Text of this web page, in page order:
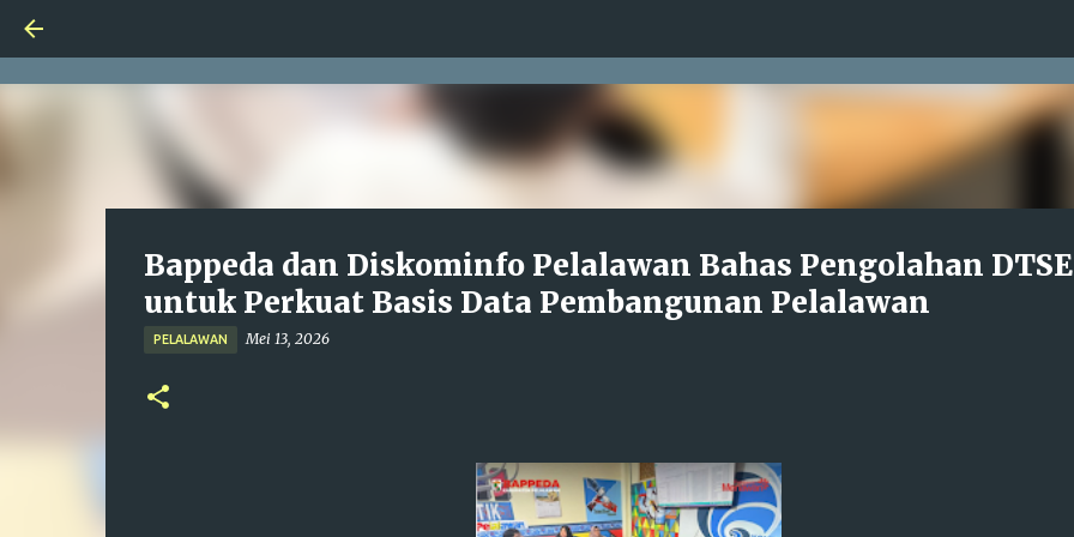
Bappeda dan Diskominfo Pelalawan Bahas Pengolahan
untuk Perkuat Basis Data Pembangunan Pelalawan
PELALAWAN Mei 13, 2026